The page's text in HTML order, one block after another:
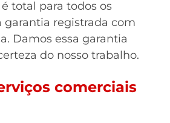
total para todos os
garantia registrada com
Damos essa garantia
do nosso trabalho.
comerciais